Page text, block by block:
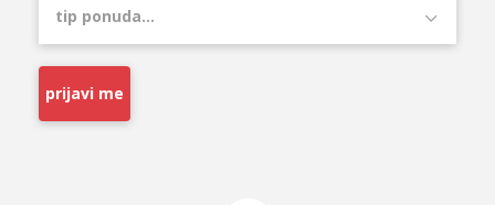
prijavi me